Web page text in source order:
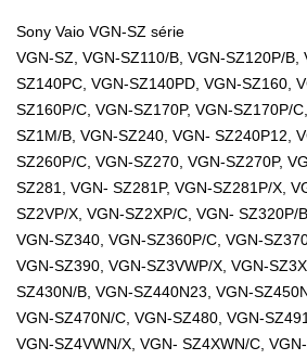
Sony Vaio VGN-SZ série
VGN-SZ, VGN-SZ110/B, VGN-SZ120P/B,
SZ140PC, VGN-SZ140PD, VGN-SZ160,
SZ160P/C, VGN-SZ170P, VGN-SZ170P/
SZ1M/B, VGN-SZ240, VGN- SZ240P12,
SZ260P/C, VGN-SZ270, VGN-SZ270P,
SZ281, VGN- SZ281P, VGN-SZ281P/X,
SZ2VP/X, VGN-SZ2XP/C, VGN- SZ320P/
VGN-SZ340, VGN-SZ360P/C, VGN-
VGN-SZ390, VGN-SZ3VWP/X, VGN-
SZ430N/B, VGN-SZ440N23, VGN-
VGN-SZ470N/C, VGN-SZ480, VGN-
VGN-SZ4VWN/X, VGN- SZ4XWN/C,